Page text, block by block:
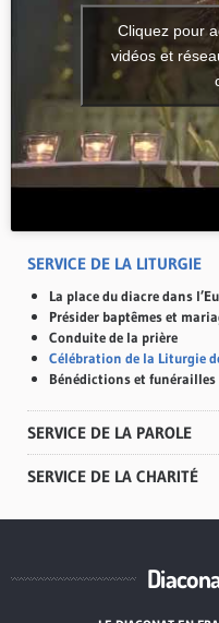
Cliquez pour
vidéos et
SERVICE DE LA LITURGIE
La place du diacre dans
Présider baptêmes et
Conduite de la prière
Célébration de la Liturgie
Bénédictions et funérailles
SERVICE DE LA PAROLE
SERVICE DE LA CHARITÉ